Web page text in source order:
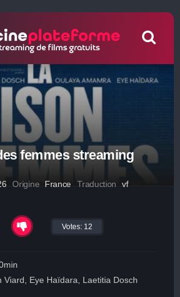
femmes streaming
Origine France Traduction vf
Votes: 12
Viard, Eye Haïdara, Laetitia Dosch